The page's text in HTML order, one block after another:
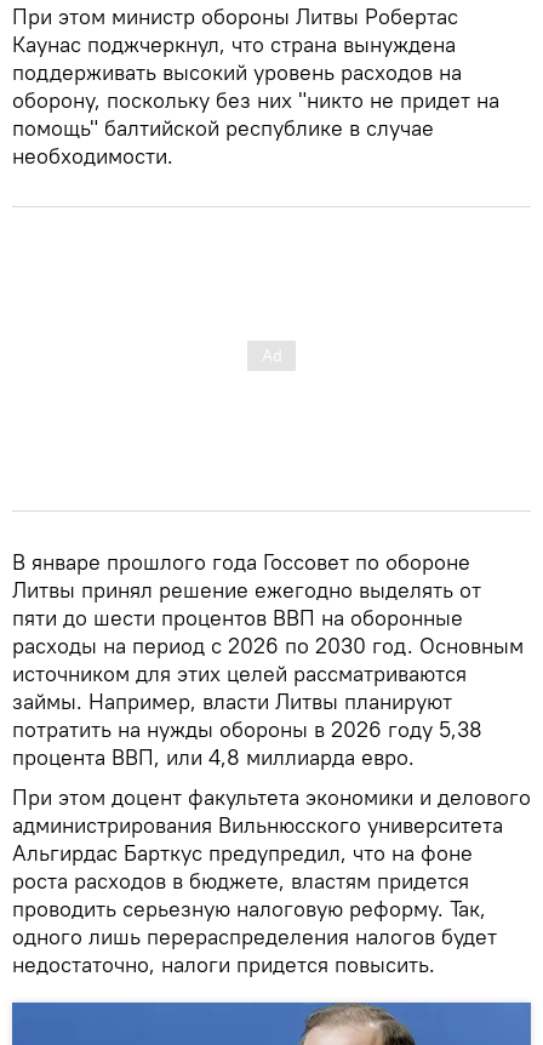
При этом министр обороны Литвы Робертас
Каунас поджчеркнул, что страна вынуждена
поддерживать высокий уровень расходов на
оборону, поскольку без них "никто не придет на
помощь" балтийской республике в случае
необходимости.
В январе прошлого года Госсовет по обороне
Литвы принял решение ежегодно выделять от
пяти до шести процентов ВВП на оборонные
расходы на период с 2026 по 2030 год. Основным
источником для этих целей рассматриваются
займы. Например, власти Литвы планируют
потратить на нужды обороны в 2026 году 5,38
процента ВВП, или 4,8 миллиарда евро.
При этом доцент факультета экономики и делового
администрирования Вильнюсского университета
Альгирдас Барткус предупредил, что на фоне
роста расходов в бюджете, властям придется
проводить серьезную налоговую реформу. Так,
одного лишь перераспределения налогов будет
недостаточно, налоги придется повысить.